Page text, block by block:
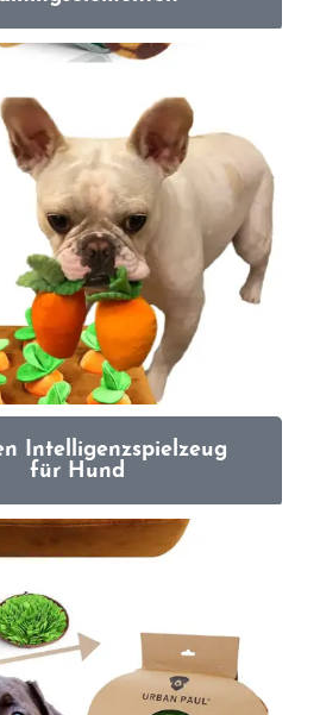
Intelligenzspielzeug
für Hund